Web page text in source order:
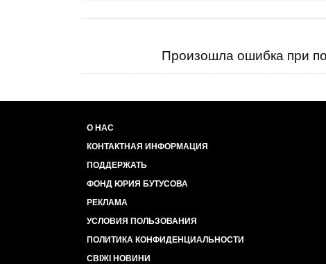
Произошла ошибка при
О НАС
КОНТАКТНАЯ ИНФОРМАЦИЯ
ПОДДЕРЖАТЬ
ФОНД ЮРИЯ БУТУСОВА
РЕКЛАМА
УСЛОВИЯ ПОЛЬЗОВАНИЯ
ПОЛИТИКА КОНФИДЕНЦИАЛЬНОСТИ
СВІЖІ НОВИНИ